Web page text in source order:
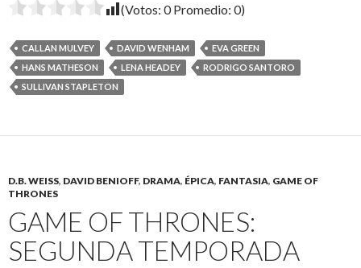
(Votos: 0Promedio: 0)
CALLAN MULVEY DAVID WENHAM
EVA GREEN
HANS MATHESON
LENA HEADEY
RODRIGO SANTORO
SULLIVAN STAPLETON
D.B. WEISS, DAVID BENIOFF, DRAMA, ÉPICA, FANTASIA, GAME OF
THRONES
GAME OF THRONES:
SEGUNDA TEMPORADA